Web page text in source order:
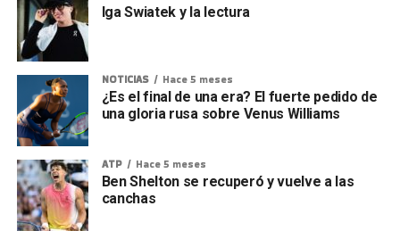
Iga Swiatek y la lectura
NOTICIAS Hace 5 meses
¿Es el final de una era? El fuerte pedido de
una gloria rusa sobre Venus Williams
ATP Hace 5 meses
Ben Shelton se recuperó y vuelve a las
canchas